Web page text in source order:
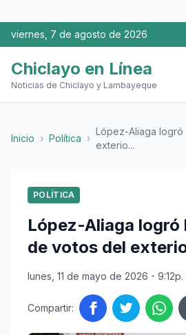
viernes, 7 de agosto de 2026
Chiclayo en Línea
Noticias de Chiclayo y Lambayeque
Inicio › Política ›
López-Aliaga
exterio...
POLÍTICA
López-Aliaga logró
de votos del
lunes, 11 de mayo de 2026 - 9:12p.
Compartir: